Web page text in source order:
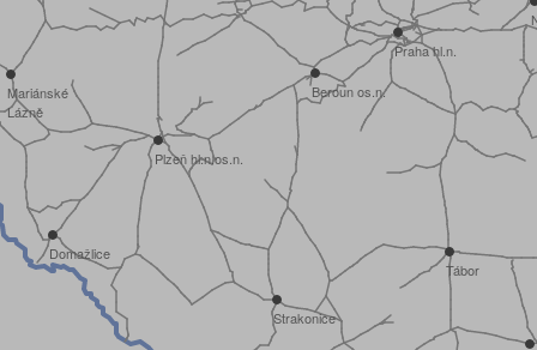
Tábor
Strakonice
Mariánské
Lázně
Beroun os.n.
Praha hl.n.
Domažlice
Plzeň hl.n.os.n.